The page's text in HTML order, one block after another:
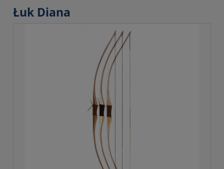
Łuk Diana